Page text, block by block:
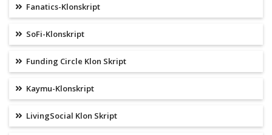
Fanatics-Klonskript
SoFi-Klonskript
Funding Circle Klon Skript
Kaymu-Klonskript
LivingSocial Klon Skript